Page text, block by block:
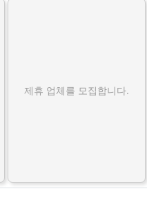
제휴 업체를 모집합니다.